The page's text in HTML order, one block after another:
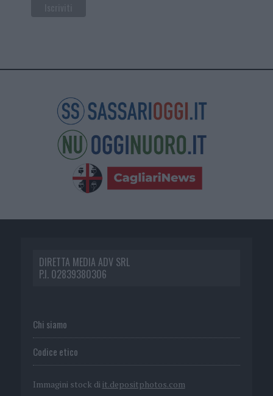
DIRETTA MEDIA ADV SRL
P.I. 02839380306
Chi siamo
Codice etico
Immagini stock di it.depositphotos.com